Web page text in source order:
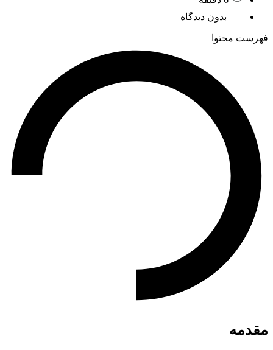
بدون دیدگاه
فهرست محتوا
مقدمه